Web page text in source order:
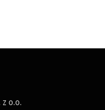
o.o.